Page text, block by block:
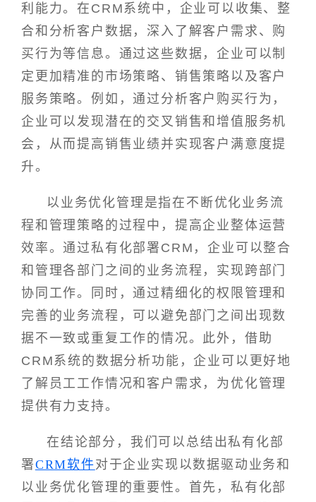
利能力。在CRM系统中，企业可以收集、整
合和分析客户数据，深入了解客户需求、购
买行为等信息。通过这些数据，企业可以制
定更加精准的市场策略、销售策略以及客户
服务策略。例如，通过分析客户购买行为，
企业可以发现潜在的交叉销售和增值服务机
会，从而提高销售业绩并实现客户满意度提
升。
以业务优化管理是指在不断优化业务流
程和管理策略的过程中，提高企业整体运营
效率。通过私有化部署CRM，企业可以整合
和管理各部门之间的业务流程，实现跨部门
协同工作。同时，通过精细化的权限管理和
完善的业务流程，可以避免部门之间出现数
据不一致或重复工作的情况。此外，借助
CRM系统的数据分析功能，企业可以更好地
了解员工工作情况和客户需求，为优化管理
提供有力支持。
在结论部分，我们可以总结出私有化部
署CRM软件对于企业实现以数据驱动业务和
以业务优化管理的重要性。首先，私有化部